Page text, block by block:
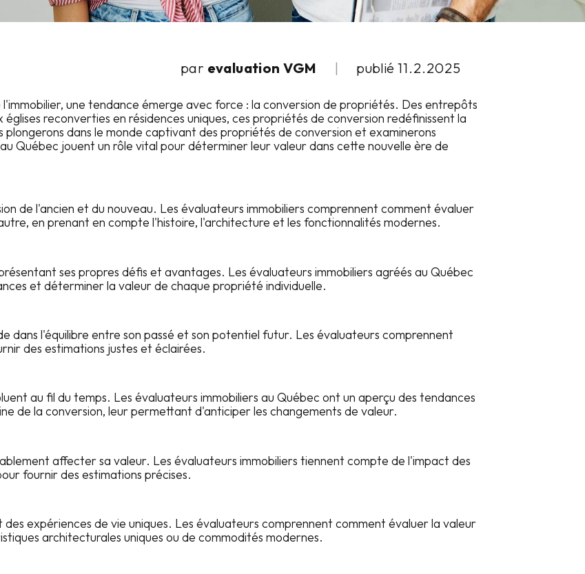
par evaluation VGM | publié 11.2.2025
une tendance émerge avec force : la conversion de propriétés. Des entrepôts
reconverties en résidences uniques, ces propriétés de conversion redéfinissent la
dans le monde captivant des propriétés de conversion et examinerons
Québec jouent un rôle vital pour déterminer leur valeur dans cette nouvelle ère de
de l'ancien et du nouveau. Les évaluateurs immobiliers comprennent comment évaluer
en prenant en compte l'histoire, l'architecture et les fonctionnalités modernes.
ses propres défis et avantages. Les évaluateurs immobiliers agréés au Québec
et déterminer la valeur de chaque propriété individuelle.
dans l'équilibre entre son passé et son potentiel futur. Les évaluateurs comprennent
des estimations justes et éclairées.
au fil du temps. Les évaluateurs immobiliers au Québec ont un aperçu des tendances
de la conversion, leur permettant d'anticiper les changements de valeur.
affecter sa valeur. Les évaluateurs immobiliers tiennent compte de l'impact des
fournir des estimations précises.
expériences de vie uniques. Les évaluateurs comprennent comment évaluer la valeur
architecturales uniques ou de commodités modernes.